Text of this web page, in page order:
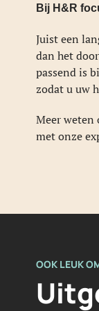
Bij H&R
Juist een
dan het
passend is
zodat u uw
Meer weten
met onze
OOK LEUK